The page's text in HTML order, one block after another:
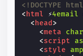
<!DOCTYPE
< html ⚡4email
< head >
<meta
<script
<style